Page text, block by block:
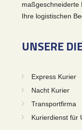
maßgeschneiderte
Ihre logistischen
UNSERE
Express Kurier
Nacht Kurier
Transportfirma
Kurierdienst für